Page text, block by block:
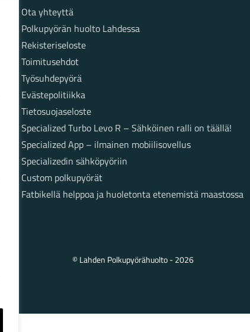
SivutOta yhteyttä
Polkupyörän huolto Lahdessa
Rekisteriseloste
Toimitusehdot
Työsuhdepyörä
Evästepolitiikka
Tietosuojaseloste
Specialized Turbo Levo R – Sähköinen ralli on täällä!
Specialized App – ilmainen mobiilisovellus
Specializedin sähköpyöriin
Custom polkupyörät
Fatbikellä helppoa ja huoletonta etenemistä maastossa
© Lahden Polkupyörähuolto - 2026